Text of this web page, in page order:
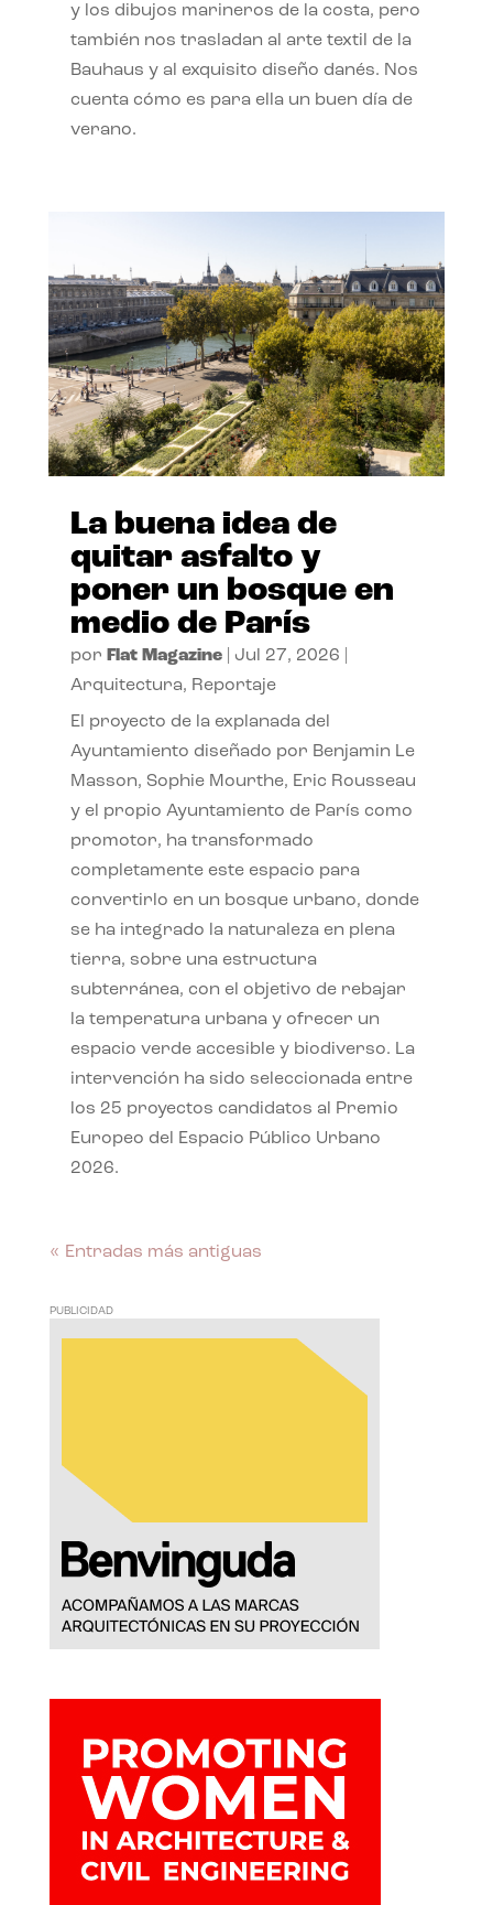
y los dibujos marineros de la costa, pero
también nos trasladan al arte textil de la
Bauhaus y al exquisito diseño danés. Nos
cuenta cómo es para ella un buen día de
verano.
La buena idea de
quitar asfalto y
poner un bosque en
medio de París
por Flat Magazine| Jul 27, 2026
Arquitectura, Reportaje
El proyecto de la explanada del
Ayuntamiento diseñado por Benjamin Le
Masson, Sophie Mourthe, Eric Rousseau
y el propio Ayuntamiento de París como
promotor, ha transformado
completamente este espacio para
convertirlo en un bosque urbano, donde
se ha integrado la naturaleza en plena
tierra, sobre una estructura
subterránea, con el objetivo de rebajar
la temperatura urbana y ofrecer un
espacio verde accesible y biodiverso. La
intervención ha sido seleccionada entre
los 25 proyectos candidatos al Premio
Europeo del Espacio Público Urbano
2026.
« Entradas más antiguas
PUBLICIDAD